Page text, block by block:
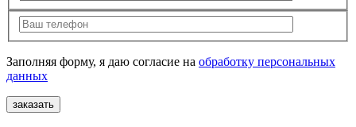
Заполняя форму, я даю согласие на обработку персональных
данных